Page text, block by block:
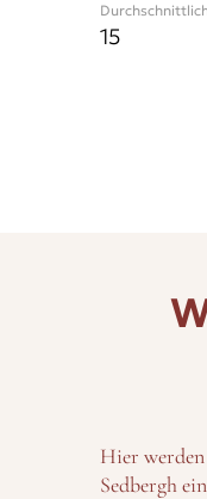
15
Hier
Sedbergh